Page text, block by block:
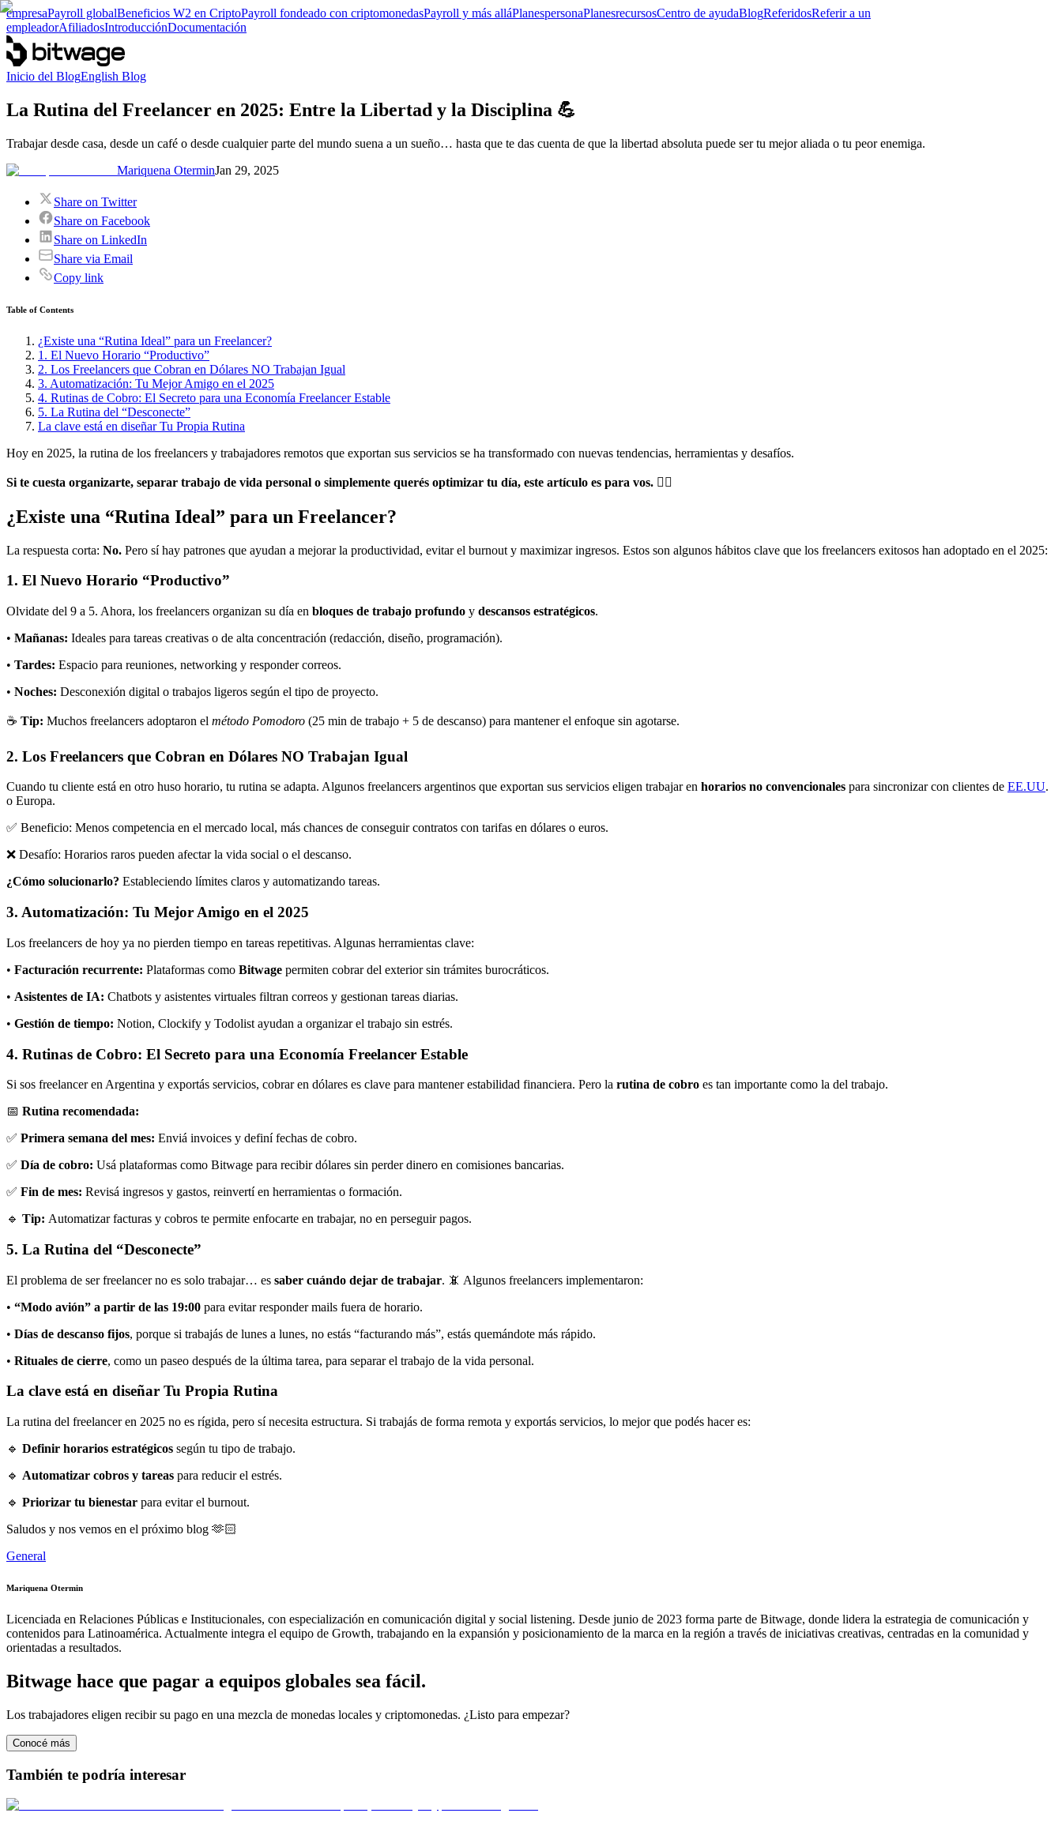
empresaPayroll globalBeneficios W2 en CriptoPayroll fondeado con criptomonedasPayroll y más alláPlanespersonaPlanesrecursosCentro de ayudaBlogReferidosReferir a un
empleadorAfiliadosIntroducciónDocumentación
Inicio del BlogEnglish Blog
La Rutina del Freelancer en 2025: Entre la Libertad y la Disciplina 💪
Trabajar desde casa, desde un café o desde cualquier parte del mundo suena a un sueño… hasta que te das cuenta de que la libertad absoluta puede ser tu mejor aliada o tu peor enemiga.
Mariquena OterminJan 29, 2025
Share on Twitter
Share on Facebook
Share on LinkedIn
Share via Email
Copy link
Table of Contents
¿Existe una “Rutina Ideal” para un Freelancer?
1. El Nuevo Horario “Productivo”
2. Los Freelancers que Cobran en Dólares NO Trabajan Igual
3. Automatización: Tu Mejor Amigo en el 2025
4. Rutinas de Cobro: El Secreto para una Economía Freelancer Estable
5. La Rutina del “Desconecte”
La clave está en diseñar Tu Propia Rutina
Hoy en 2025, la rutina de los freelancers y trabajadores remotos que exportan sus servicios se ha transformado con nuevas tendencias, herramientas y desafíos.
Si te cuesta organizarte, separar trabajo de vida personal o simplemente querés optimizar tu día, este artículo es para vos. 👇🏼
¿Existe una “Rutina Ideal” para un Freelancer?
La respuesta corta: No. Pero sí hay patrones que ayudan a mejorar la productividad, evitar el burnout y maximizar ingresos. Estos son algunos hábitos clave que los freelancers exitosos han adoptado en el 2025:
1. El Nuevo Horario “Productivo”
Olvidate del 9 a 5. Ahora, los freelancers organizan su día en bloques de trabajo profundo y descansos estratégicos.
• Mañanas: Ideales para tareas creativas o de alta concentración (redacción, diseño, programación).
• Tardes: Espacio para reuniones, networking y responder correos.
• Noches: Desconexión digital o trabajos ligeros según el tipo de proyecto.
☕ Tip: Muchos freelancers adoptaron el método Pomodoro (25 min de trabajo + 5 de descanso) para mantener el enfoque sin agotarse.
2. Los Freelancers que Cobran en Dólares NO Trabajan Igual
Cuando tu cliente está en otro huso horario, tu rutina se adapta. Algunos freelancers argentinos que exportan sus servicios eligen trabajar en horarios no convencionales para sincronizar con clientes de EE.UU.
o Europa.
✅ Beneficio: Menos competencia en el mercado local, más chances de conseguir contratos con tarifas en dólares o euros.
❌ Desafío: Horarios raros pueden afectar la vida social o el descanso.
¿Cómo solucionarlo? Estableciendo límites claros y automatizando tareas.
3. Automatización: Tu Mejor Amigo en el 2025
Los freelancers de hoy ya no pierden tiempo en tareas repetitivas. Algunas herramientas clave:
• Facturación recurrente: Plataformas como Bitwage permiten cobrar del exterior sin trámites burocráticos.
• Asistentes de IA: Chatbots y asistentes virtuales filtran correos y gestionan tareas diarias.
• Gestión de tiempo: Notion, Clockify y Todolist ayudan a organizar el trabajo sin estrés.
4. Rutinas de Cobro: El Secreto para una Economía Freelancer Estable
Si sos freelancer en Argentina y exportás servicios, cobrar en dólares es clave para mantener estabilidad financiera. Pero la rutina de cobro es tan importante como la del trabajo.
📅 Rutina recomendada:
✅ Primera semana del mes: Enviá invoices y definí fechas de cobro.
✅ Día de cobro: Usá plataformas como Bitwage para recibir dólares sin perder dinero en comisiones bancarias.
✅ Fin de mes: Revisá ingresos y gastos, reinvertí en herramientas o formación.
🔹 Tip: Automatizar facturas y cobros te permite enfocarte en trabajar, no en perseguir pagos.
5. La Rutina del “Desconecte”
El problema de ser freelancer no es solo trabajar… es saber cuándo dejar de trabajar. 📵 Algunos freelancers implementaron:
• “Modo avión” a partir de las 19:00 para evitar responder mails fuera de horario.
• Días de descanso fijos, porque si trabajás de lunes a lunes, no estás “facturando más”, estás quemándote más rápido.
• Rituales de cierre, como un paseo después de la última tarea, para separar el trabajo de la vida personal.
La clave está en diseñar Tu Propia Rutina
La rutina del freelancer en 2025 no es rígida, pero sí necesita estructura. Si trabajás de forma remota y exportás servicios, lo mejor que podés hacer es:
🔹 Definir horarios estratégicos según tu tipo de trabajo.
🔹 Automatizar cobros y tareas para reducir el estrés.
🔹 Priorizar tu bienestar para evitar el burnout.
Saludos y nos vemos en el próximo blog 🫶🏻
General
Mariquena Otermin
Licenciada en Relaciones Públicas e Institucionales, con especialización en comunicación digital y social listening. Desde junio de 2023 forma parte de Bitwage, donde lidera la estrategia de comunicación y
contenidos para Latinoamérica. Actualmente integra el equipo de Growth, trabajando en la expansión y posicionamiento de la marca en la región a través de iniciativas creativas, centradas en la comunidad y
orientadas a resultados.
Bitwage hace que pagar a equipos globales sea fácil.
Los trabajadores eligen recibir su pago en una mezcla de monedas locales y criptomonedas. ¿Listo para empezar?
Conocé más
También te podría interesar